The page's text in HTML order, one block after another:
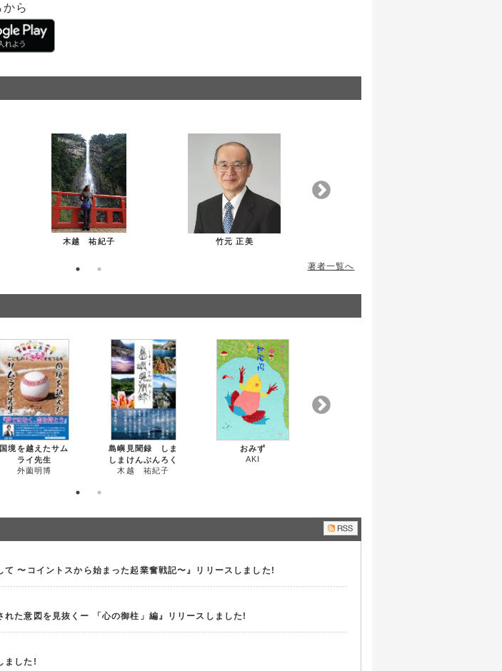
ら
木越 祐紀子 竹元 正美
著者一覧へ
国境を越えたサム
ライ先生
外薗明博
島嶼見聞録 しま
しまけんぶんろく
木越 祐紀子
おみず
AKI
〜コイントスから始まった起業奮戦記〜』リリースしました!
た意図を見抜くー 「心の御柱」編』リリースしました!
ました!